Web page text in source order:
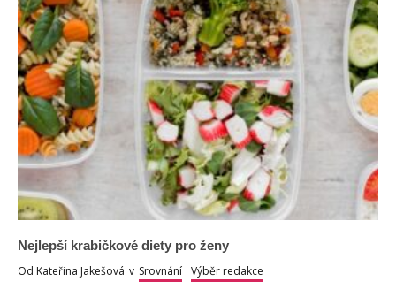
Nejlepší krabičkové diety pro ženy
Od Kateřina Jakešová v Srovnání Výběr redakce